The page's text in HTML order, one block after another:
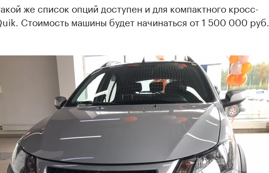
же список опций доступен и для компактного кросс-
Стоимость машины будет начинаться от 1 500 000 руб.